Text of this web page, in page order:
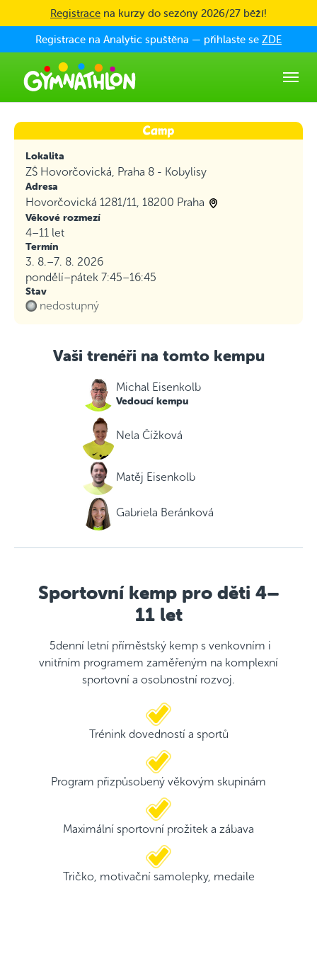
Skip to main content
Registrace na kurzy do sezóny 2026/27 běží!
Registrace na Analytic spuštěna — přihlaste se ZDE
Lokalita
ZŠ Hovorčovická, Praha 8 - Kobylisy
Adresa
Hovorčovická 1281/11, 18200 Praha
Věkové rozmezí
4–11 let
Termín
3. 8.–7. 8. 2026
pondělí–pátek 7:45–16:45
Stav
nedostupný
Vaši trenéři na tomto kempu
Michal Eisenkolb
Vedoucí kempu
Nela Čížková
Matěj Eisenkolb
Gabriela Beránková
Sportovní kemp pro děti 4–
11 let
5denní letní příměstský kemp s venkovním i
vnitřním programem zaměřeným na komplexní
sportovní a osobnostní rozvoj.
Trénink dovedností a sportů
Program přizpůsobený věkovým skupinám
Maximální sportovní prožitek a zábava
Tričko, motivační samolepky, medaile